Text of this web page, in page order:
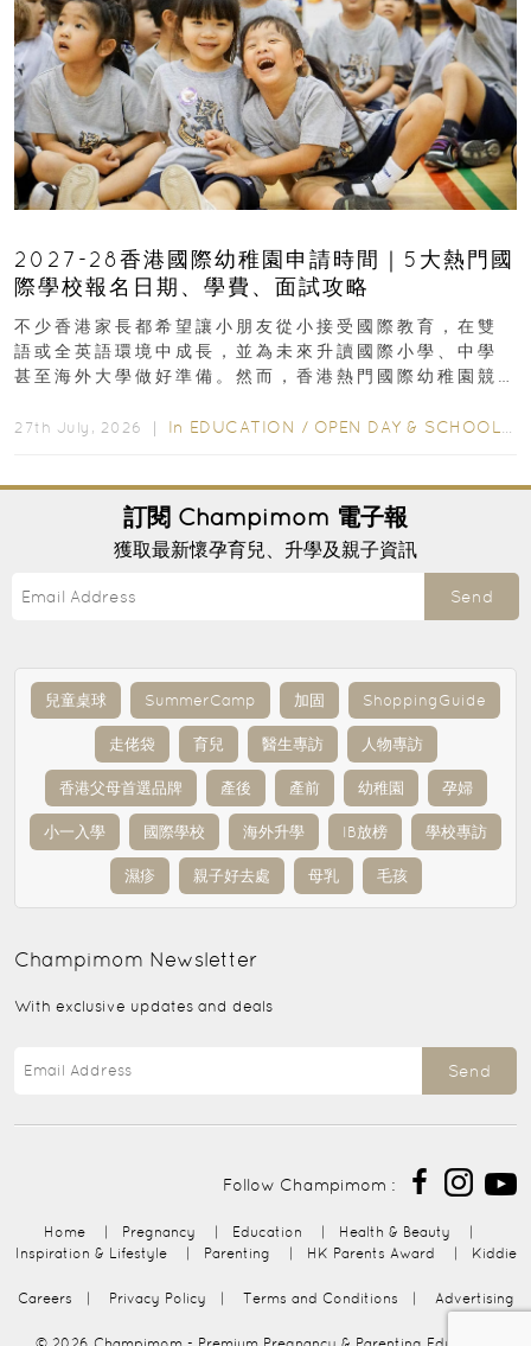
2027-28香港國際幼稚園申請時間｜5大熱門國
際學校報名日期、學費、面試攻略
不少香港家長都希望讓小朋友從小接受國際教育，在雙
語或全英語環境中成長，並為未來升讀國際小學、中學
甚至海外大學做好準備。然而，香港熱門國際幼稚園競
27th July, 2026 ｜ In EDUCATION / OPEN DAY & SCHOOL EVENTS
訂閱 Champimom 電子報
獲取最新懷孕育兒、升學及親子資訊
Send
兒童桌球 SummerCamp 加固 ShoppingGuide
走佬袋 育兒 醫生專訪 人物專訪
香港父母首選品牌 產後 產前 幼稚園 孕婦
小一入學 國際學校 海外升學 IB放榜 學校專訪
濕疹 親子好去處 母乳 毛孩
Champimom Newsletter
With exclusive updates and deals
Send
Follow Champimom :
Home Pregnancy Education Health & Beauty
Inspiration & Lifestyle
Parenting HK Parents Award Kiddie
Careers Privacy Policy Terms and Conditions Advertising